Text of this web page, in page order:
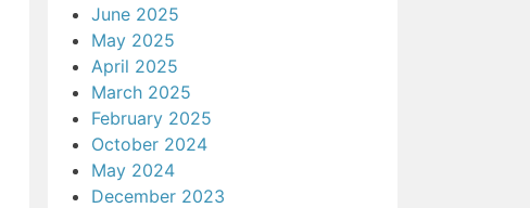
June 2025
May 2025
April 2025
March 2025
February 2025
October 2024
May 2024
December 2023